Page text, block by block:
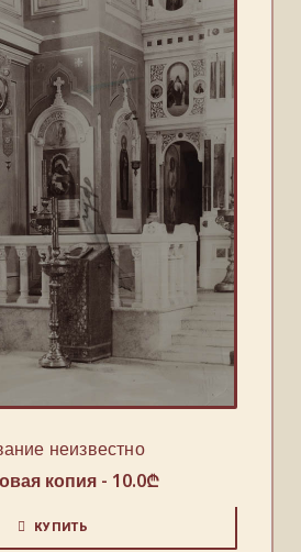
неизвестно
копия - 10.0₾
КУПИТЬ